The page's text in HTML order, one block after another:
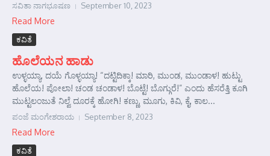
ಸವಿತಾ ನಾಗಭೂಷಣ September 10, 2023
Read More
ಕವಿತೆ
ಹೊಲೆಯನ ಹಾಡು
ಉಳ್ಳಯ್ಯಾ, ದಯೆ ಗೊಳ್ಳಯ್ಯಾ! “ದಟ್ಟಿದಿಕ್ಕಾ! ಮಾರಿ, ಮುಂಡ, ಮುಂಡಾಳ! ಹುಟ್ಟು
ಹೊಲೆಯ! ಪೋಲಾ! ಚಂಡ ಚಂಡಾಳ! ಬೊಟ್ಟೆ! ಬೊಗ್ಗುರೆ!” ಎಂದು ಹೆಸರೆತ್ತಿ ಕೂಗಿ
ಮುಟ್ಟಲಂಜುತೆ ನಿಲ್ವೆ ದೂರಕ್ಕೆ ಹೋಗಿ! ಕಣ್ಣು, ಮೂಗು, ಕಿವಿ, ಕೈ, ಕಾಲ...
ಪಂಜೆ ಮಂಗೇಶರಾಯ September 8, 2023
Read More
ಕವಿತೆ